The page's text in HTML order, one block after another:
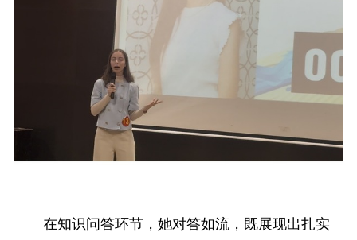
在知识问答环节，她对答如流，既展现出扎实